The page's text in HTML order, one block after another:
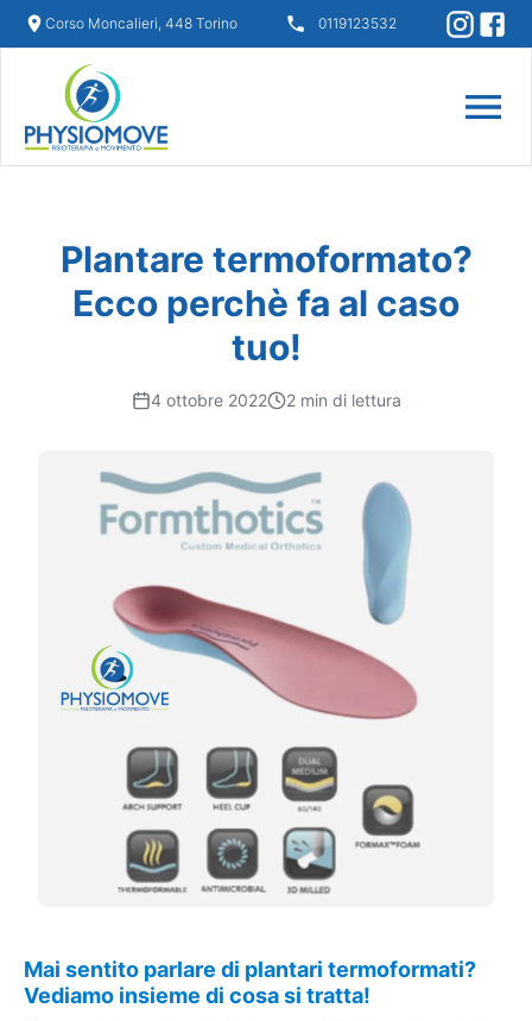
Corso Moncalieri, 448 Torino 0119123532
Plantare termoformato?
Ecco perchè fa al caso
tuo!
4 ottobre 2022 2min di lettura
Mai sentito parlare di plantari termoformati?
Vediamo insieme di cosa si tratta!